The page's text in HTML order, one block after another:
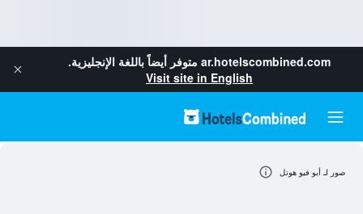
ar.hotelscombined.com متوفر أيضاً باللغة الإنجليزية.
Visit site in English
صور لـ أبو فيو هوتل